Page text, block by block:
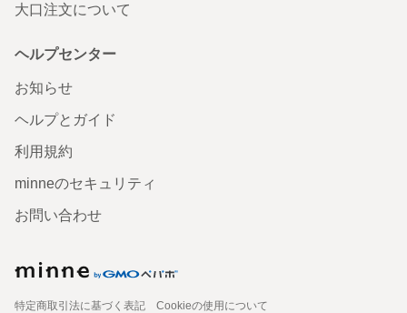
大口注文について
ヘルプセンター
お知らせ
ヘルプとガイド
利用規約
minneのセキュリティ
お問い合わせ
特定商取引法に基づく表記
Cookieの使用について